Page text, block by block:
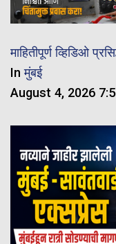
माहितीपूर्ण व्हिडिओ
Inमुंबई
August 4, 2026